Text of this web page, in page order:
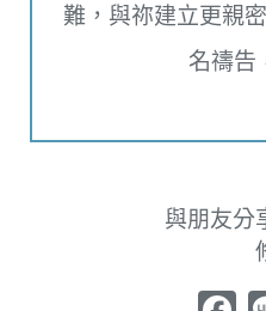
難，與祢建立更親
名禱告
與朋友分